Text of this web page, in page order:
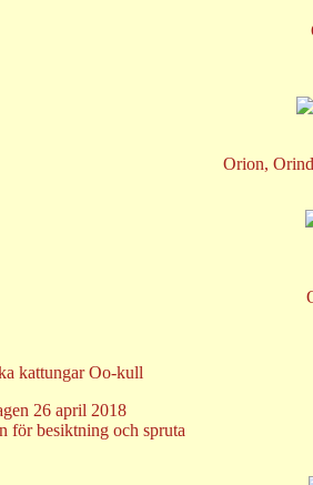
Orion,
26 april 2018
för besiktning och spruta